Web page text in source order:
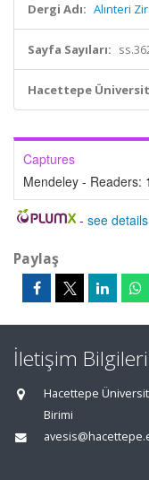
Dergi Adı: Alınteri
Sayfa Sayıları:
Hacettepe
Captures
Mendeley - Readers: 1
- see details
Paylaş
İletişim Bilgileri
Hacettepe
Birimi